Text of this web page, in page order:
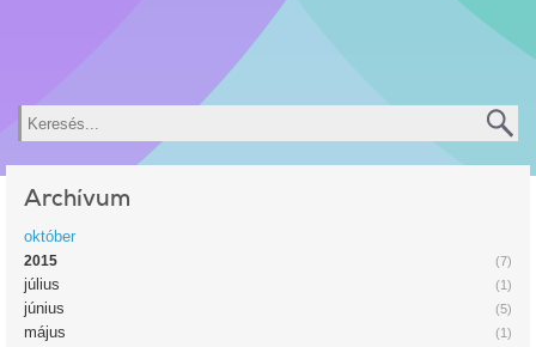
Keresés
Archívum
október
(7)
2015
(1)
július
(5)
június
(1)
május